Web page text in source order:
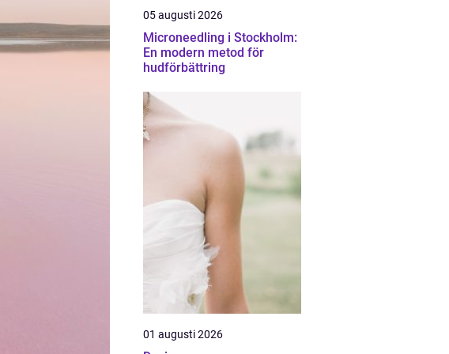
05 augusti 2026
Microneedling i Stockholm:
En modern metod för
hudförbättring
01 augusti 2026